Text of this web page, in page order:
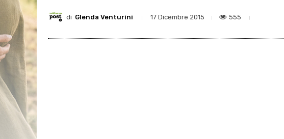
di Glenda Venturini 17 Dicembre 2015 555